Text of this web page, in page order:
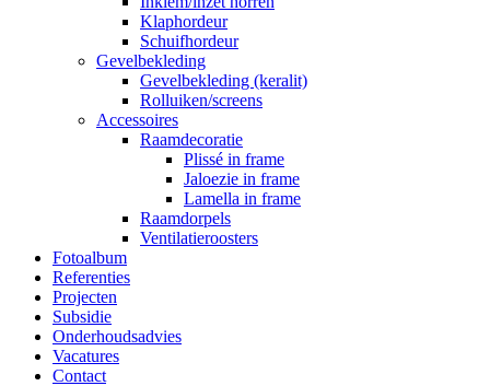
Klaphordeur
Schuifhordeur
Gevelbekleding
Gevelbekleding (keralit)
Rolluiken/screens
Accessoires
Raamdecoratie
Plissé in frame
Jaloezie in frame
Lamella in frame
Raamdorpels
Ventilatieroosters
Fotoalbum
Referenties
Projecten
Subsidie
Onderhoudsadvies
Vacatures
Contact